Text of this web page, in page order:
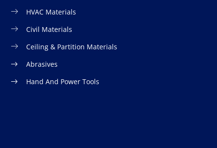
HVAC Materials
Civil Materials
Ceiling & Partition Materials
Abrasives
Hand And Power Tools